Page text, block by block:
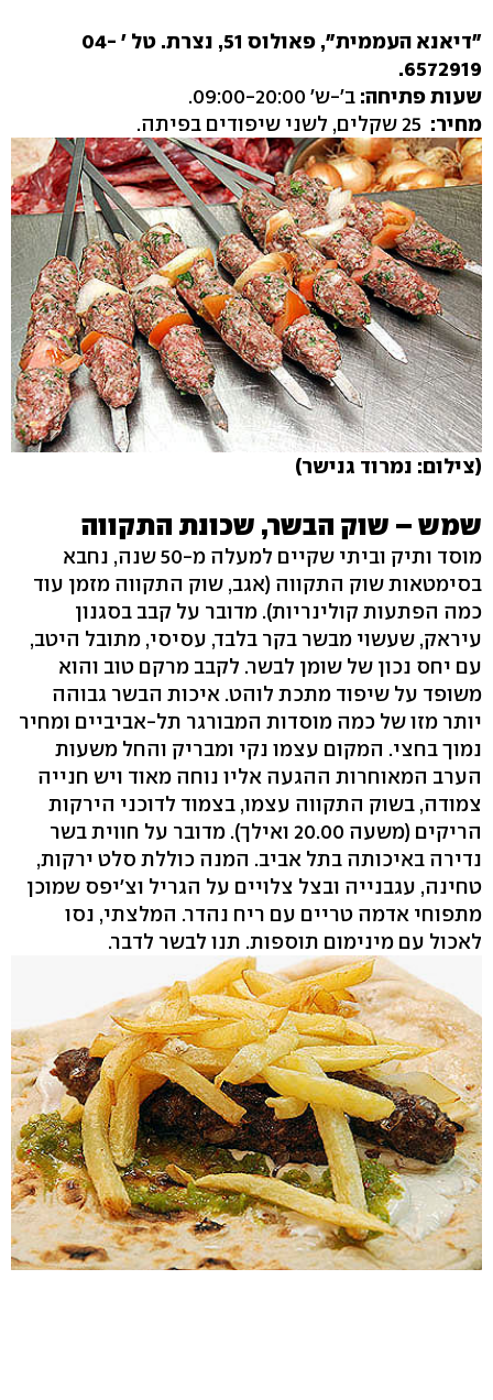
"דיאנא העממית", פאולוס 51, נצרת. טל ' 04-
6572919.
שעות פתיחה: ב'-ש' 09:00-20:00.
מחיר:
(צילום: נמרוד גנישר)
שמש – שוק הבשר, שכונת התקווה
מוסד ותיק וביתי שקיים למעלה מ-50 שנה, נחבא
בסימטאות שוק התקווה (אגב, שוק התקווה מזמן עוד
כמה הפתעות קולינריות). מדובר על קבב בסגנון
עיראק, שעשוי מבשר בקר בלבד, עסיסי, מתובל היטב,
עם יחס נכון של שומן לבשר. לקבב מרקם טוב והוא
משופד על שיפוד מתכת לוהט. איכות הבשר גבוהה
יותר מזו של כמה מוסדות המבורגר תל-אביביים ומחיר
נמוך בחצי. המקום עצמו נקי ומבריק והחל משעות
הערב המאוחרות ההגעה אליו נוחה מאוד ויש חנייה
צמודה, בשוק התקווה עצמו, בצמוד לדוכני הירקות
הריקים (משעה 20.00 ואילך). מדובר על חווית בשר
נדירה באיכותה בתל אביב. המנה כוללת סלט ירקות,
טחינה, עגבנייה ובצל צלויים על הגריל וצ'יפס שמוכן
מתפוחי אדמה טריים עם ריח נהדר. המלצתי, נסו
לאכול עם מינימום תוספות. תנו לבשר לדבר.